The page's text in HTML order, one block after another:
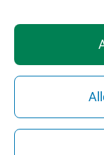
Copyright © 2026 -